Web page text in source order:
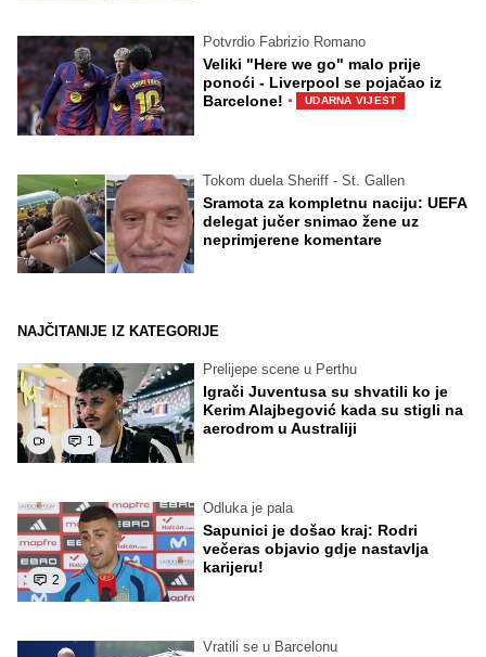
Potvrdio Fabrizio Romano
Veliki "Here we go" malo prije
ponoći - Liverpool se pojačao iz
Barcelone! · UDARNA VIJEST
Tokom duela Sheriff - St. Gallen
Sramota za kompletnu naciju: UEFA
delegat jučer snimao žene uz
neprimjerene komentare
NAJČITANIJE IZ KATEGORIJE
1
Prelijepe scene u Perthu
Igrači Juventusa su shvatili ko je
Kerim Alajbegović kada su stigli na
aerodrom u Australiji
2
Odluka je pala
Sapunici je došao kraj: Rodri
večeras objavio gdje nastavlja
karijeru!
Vratili se u Barcelonu